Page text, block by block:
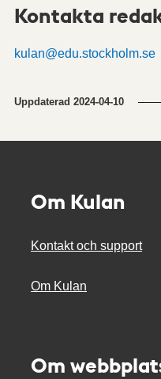
Kontakta
kulan@edu.stockholm.se
Uppdaterad 2024-04-10
Om Kulan
Kontakt och support
Om Kulan
Om